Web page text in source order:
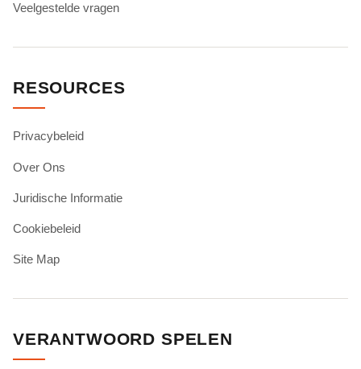
Veelgestelde vragen
RESOURCES
Privacybeleid
Over Ons
Juridische Informatie
Cookiebeleid
Site Map
VERANTWOORD SPELEN